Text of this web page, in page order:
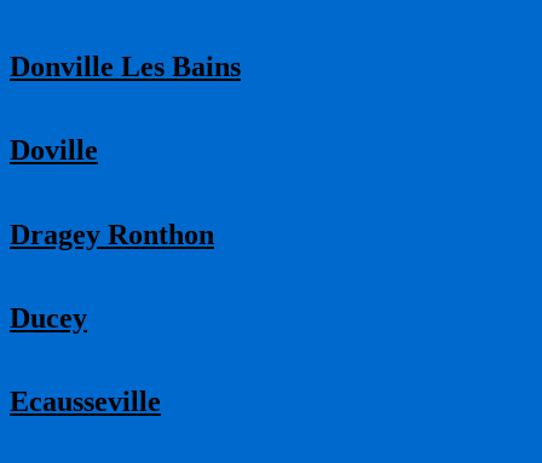
Donville Les Bains
Doville
Dragey Ronthon
Ducey
Ecausseville